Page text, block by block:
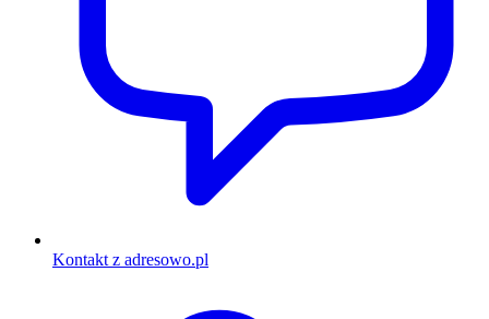
Kontakt z adresowo.pl